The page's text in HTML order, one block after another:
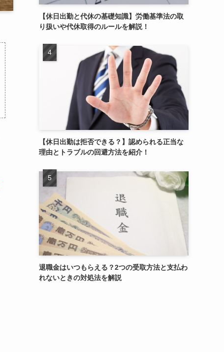
【休日出勤と代休の基礎知識】労働基準法の取
り扱いや代休取得のルールを解説！
【休日出勤は拒否できる？】認められる正当な
理由とトラブルの回避方法を紹介！
退職金はいつもらえる？2つの受取方法と支払わ
れないときの対処法を解説